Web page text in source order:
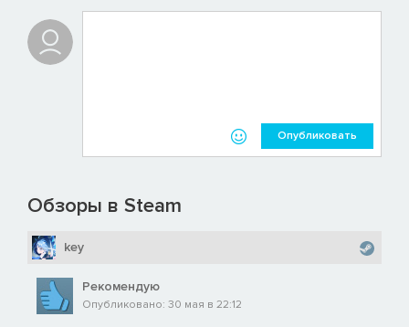
Опубликовать
Обзоры в Steam
key
Рекомендую
Опубликовано: 30 мая в 22:12